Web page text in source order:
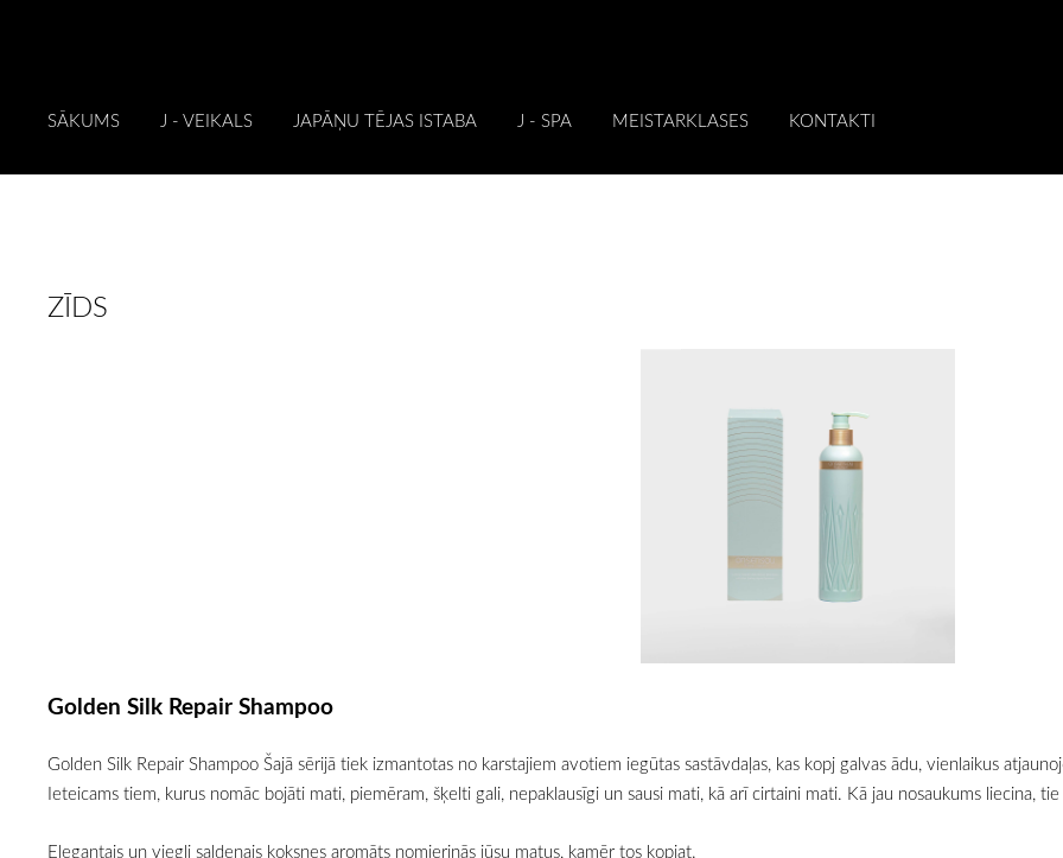
SĀKUMS J - VEIKALS JAPĀŅU TĒJAS ISTABA J - SPA MEISTARKLASES KONTAKTI
ZĪDS
Golden Silk Repair Shampoo
Golden Silk Repair Shampoo Šajā sērijā tiek izmantotas no karstajiem avotiem iegūtas sastāvdaļas, kas kopj galvas ādu, vienlaikus
Ieteicams tiem, kurus nomāc bojāti mati, piemēram, šķelti gali, nepaklausīgi un sausi mati, kā arī cirtaini mati. Kā jau nosaukums liecina,
Elegantais un viegli saldenais koksnes aromāts nomierinās jūsu matus, kamēr tos kopjat.